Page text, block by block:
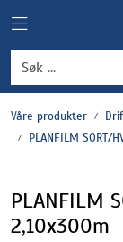
Toggle navigation
Våre produkter
PLANFILM SORT/
PLANFILM
2,10x300m
Grønnsaker
Settepotet og
Plantevern og